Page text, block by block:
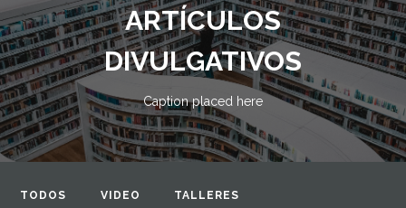
ARTÍCULOS
DIVULGATIVOS
Caption placed here
TODOS VIDEO
TALLERES